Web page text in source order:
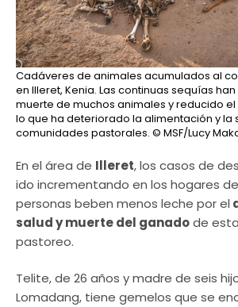
Cadáveres de animales acumulados al
en Illeret, Kenia. Las continuas sequías
muerte de muchos animales y reducido
lo que ha deteriorado la alimentación y la
comunidades pastorales. © MSF/Lucy
En el área de Illeret, los casos de
ido incrementando en los hogares
personas beben menos leche por el
salud y muerte del ganadode
pastoreo.
Telite, de 26 años y madre de seis
Lomadang, tiene gemelos que se